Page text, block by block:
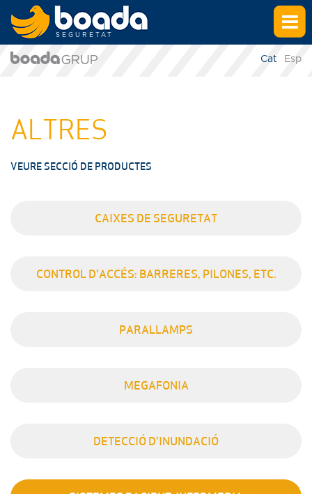
SEGURETAT
Cat Esp
ALTRES
VEURE SECCIÓ DE PRODUCTES
CAIXES DE SEGURETAT
CONTROL D'ACCÉS: BARRERES, PILONES, ETC.
PARALLAMPS
MEGAFONIA
DETECCIÓ D'INUNDACIÓ